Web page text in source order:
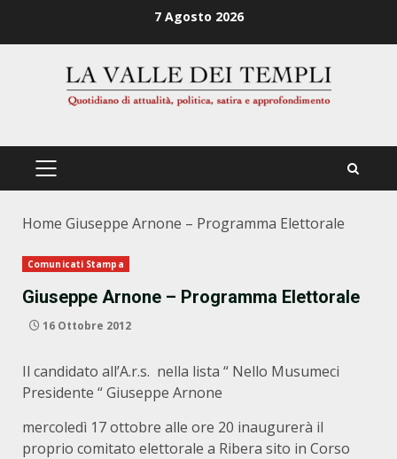
7 Agosto 2026
PRIMÄRES
Home Giuseppe Arnone – Programma Elettorale
Comunicati Stampa
Giuseppe Arnone – Programma Elettorale
16 Ottobre 2012
Il candidato all’A.r.s. nella lista “ Nello Musumeci
Presidente “ Giuseppe Arnone
mercoledì 17 ottobre alle ore 20 inaugurerà il
proprio comitato elettorale a Ribera sito in Corso